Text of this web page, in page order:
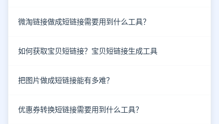
微淘链接做成短链接需要用到什么工具？
如何获取宝贝短链接？宝贝短链接生成工具
把图片做成短链接能有多难？
优惠券转换短链接需要用到什么工具？